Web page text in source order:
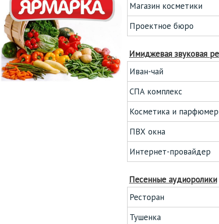
Магазин косметики
Проектное бюро
Имиджевая звуковая
Иван-чай
СПА комплекс
Косметика и
ПВХ окна
Интернет-провайдер
Песенные аудиоролики
Ресторан
Тушенка